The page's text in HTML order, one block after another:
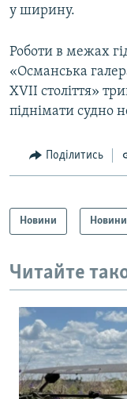
у ширину.
Роботи в межах
«Османська
XVII століття»
піднімати судно
Поділитись
Новини Новини
Читайте